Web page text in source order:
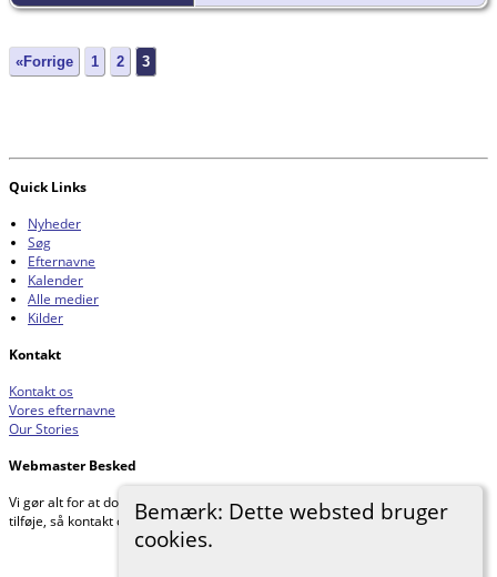
Bemærk: Dette websted bruger
cookies.
«Forrige 1 2 3
Quick Links
Nyheder
Søg
Efternavne
Kalender
Alle medier
Kilder
Kontakt
Kontakt os
Vores efternavne
Our Stories
Webmaster Besked
Vi gør alt for at dokumentere vores forskning. Hvis du har noget, du gerne vil
tilføje, så kontakt os venligst.
Johnnys Slægtsforskning